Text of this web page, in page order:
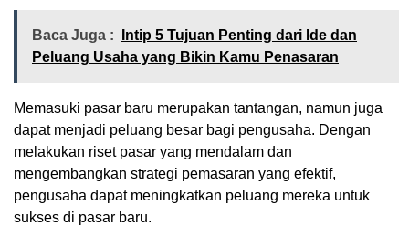
Baca Juga :
Intip 5 Tujuan Penting dari Ide dan
Peluang Usaha yang Bikin Kamu Penasaran
Memasuki pasar baru merupakan tantangan, namun juga
dapat menjadi peluang besar bagi pengusaha. Dengan
melakukan riset pasar yang mendalam dan
mengembangkan strategi pemasaran yang efektif,
pengusaha dapat meningkatkan peluang mereka untuk
sukses di pasar baru.